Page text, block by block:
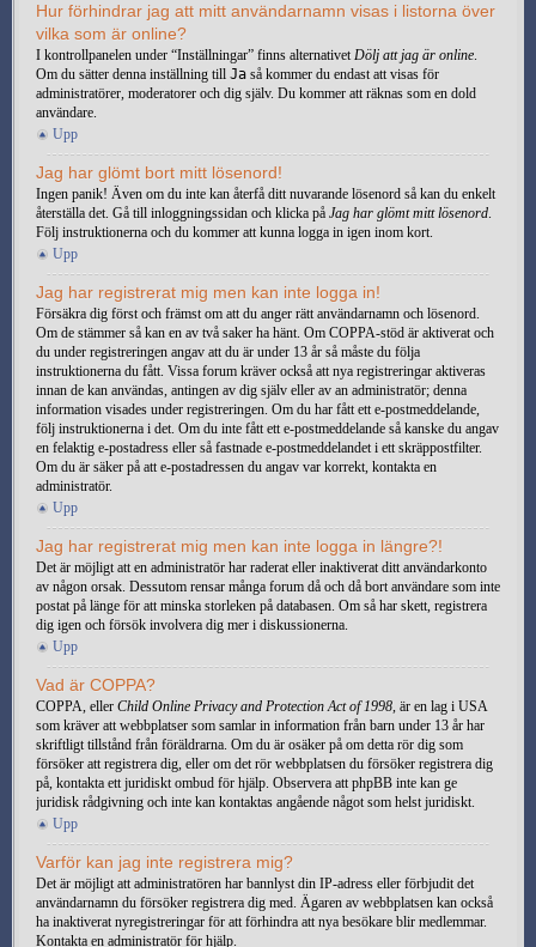
Hur förhindrar jag att mitt användarnamn visas i listorna över
vilka som är online?
I kontrollpanelen under “Inställningar” finns alternativetDölj att jag är online.
Om du sätter denna inställning till Ja så kommer du endast att visas för
administratörer, moderatorer och dig själv. Du kommer att räknas som en dold
användare.
Upp
Jag har glömt bort mitt lösenord!
Ingen panik! Även om du inte kan återfå ditt nuvarande lösenord så kan du enkelt
återställa det. Gå till inloggningssidan och klicka på Jag har glömt mitt lösenord.
Följ instruktionerna och du kommer att kunna logga in igen inom kort.
Upp
Jag har registrerat mig men kan inte logga in!
Försäkra dig först och främst om att du anger rätt användarnamn och lösenord.
Om de stämmer så kan en av två saker ha hänt. Om COPPA-stöd är aktiverat och
du under registreringen angav att du är under 13 år så måste du följa
instruktionerna du fått. Vissa forum kräver också att nya registreringar aktiveras
innan de kan användas, antingen av dig själv eller av an administratör; denna
information visades under registreringen. Om du har fått ett e-postmeddelande,
följ instruktionerna i det. Om du inte fått ett e-postmeddelande så kanske du angav
en felaktig e-postadress eller så fastnade e-postmeddelandet i ett skräppostfilter.
Om du är säker på att e-postadressen du angav var korrekt, kontakta en
administratör.
Upp
Jag har registrerat mig men kan inte logga in längre?!
Det är möjligt att en administratör har raderat eller inaktiverat ditt användarkonto
av någon orsak. Dessutom rensar många forum då och då bort användare som inte
postat på länge för att minska storleken på databasen. Om så har skett, registrera
dig igen och försök involvera dig mer i diskussionerna.
Upp
Vad är COPPA?
COPPA, eller Child Online Privacy and Protection Act of 1998, är en lag i USA
som kräver att webbplatser som samlar in information från barn under 13 år har
skriftligt tillstånd från föräldrarna. Om du är osäker på om detta rör dig som
försöker att registrera dig, eller om det rör webbplatsen du försöker registrera dig
på, kontakta ett juridiskt ombud för hjälp. Observera att phpBB inte kan ge
juridisk rådgivning och inte kan kontaktas angående något som helst juridiskt.
Upp
Varför kan jag inte registrera mig?
Det är möjligt att administratören har bannlyst din IP-adress eller förbjudit det
användarnamn du försöker registrera dig med. Ägaren av webbplatsen kan också
ha inaktiverat nyregistreringar för att förhindra att nya besökare blir medlemmar.
Kontakta en administratör för hjälp.